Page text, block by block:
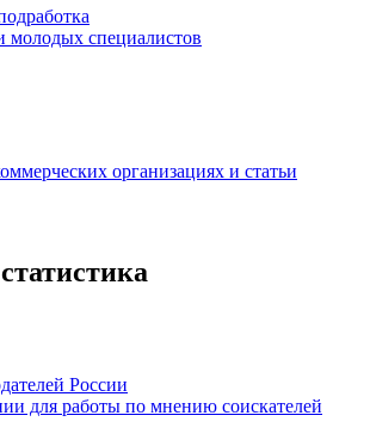
молодых специалистов
организациях и статьи
России
для работы по мнению соискателей